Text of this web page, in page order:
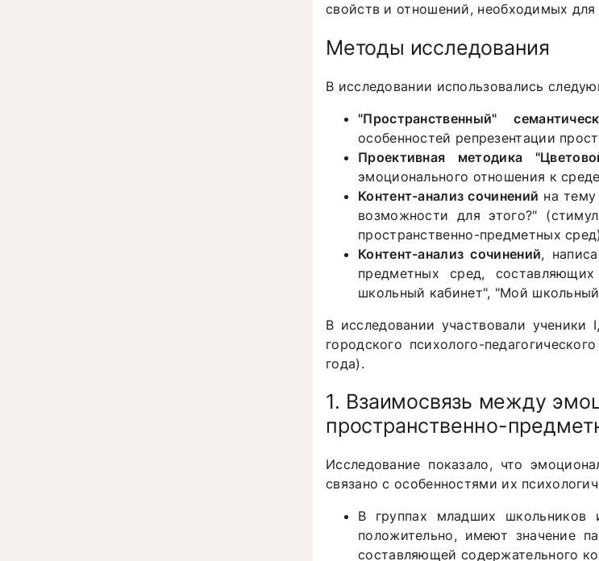
свойств и отношений, необходимых для
Методы исследования
В исследовании использовались
"Пространственный"
особенностей репрезентации
Проективная методика
эмоционального отношения к
Контент-анализ сочинений на
возможности для этого?"
пространственно-предметных
Контент-анализ сочинений,
предметных сред,
школьный кабинет", "Мой
В исследовании участвовали
городского психолого-
года).
1. Взаимосвязь между
пространственно-
Исследование показало, что
связано с особенностями их
В группах младших школьников
положительно, имеют значение
составляющей содержательного